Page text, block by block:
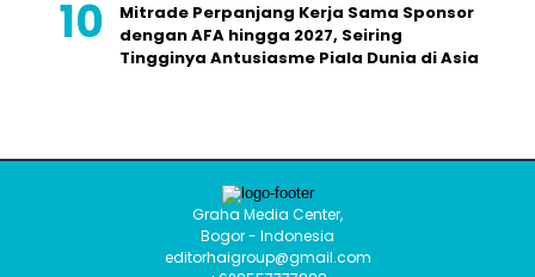
Mitrade Perpanjang Kerja Sama Sponsor
dengan AFA hingga 2027, Seiring
Tingginya Antusiasme Piala Dunia di Asia
Graha Media Center,
Bogor - Indonesia
editorhaigroup@gmail.com